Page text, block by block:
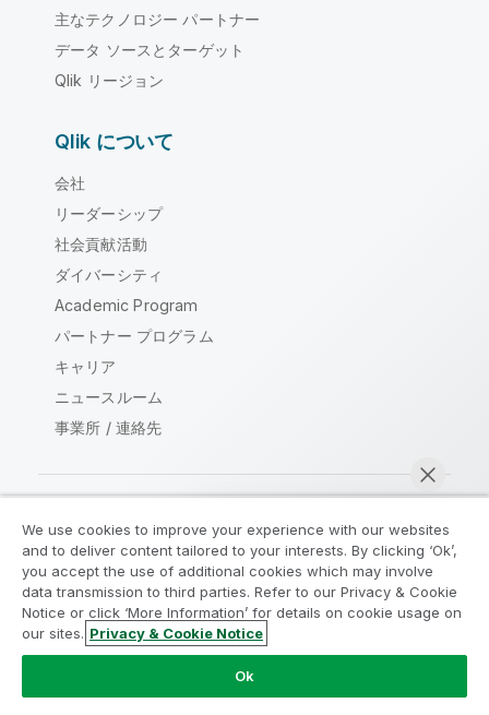
主なテクノロジー パートナー
データ ソースとターゲット
Qlik リージョン
Qlik について
会社
リーダーシップ
社会貢献活動
ダイバーシティ
Academic Program
パートナー プログラム
キャリア
ニュースルーム
事業所 / 連絡先
Qlik コミュニティ
法的契約 製品規約
Legal Policies
リーガルポリシー
利用規約
Do Not Share My Info
Copyright © 1993-2026 QlikTech International AB.無断複写・
We use cookies to improve your experience with our websites
and to deliver content tailored to your interests. By clicking ‘Ok’,
you accept the use of additional cookies which may involve
data transmission to third parties. Refer to our Privacy & Cookie
Notice or click ‘More Information’ for details on cookie usage on
our sites. Privacy & Cookie Notice
Ok